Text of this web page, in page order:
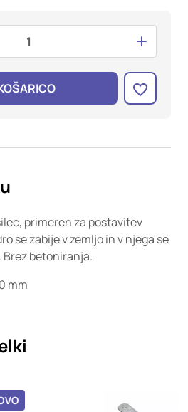
primeren za postavitev
se zabije v zemljo in v njega se
betoniranja.
mm
vašega brskalnika in naprave. Če
ne boste deležni našega